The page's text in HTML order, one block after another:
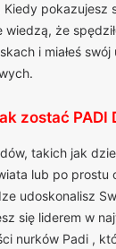
Kiedy pokazujesz
wiedzą, że
i miałeś swój
zostać PADI
takich jak
lub po prostu
udoskonalisz
się liderem w
nurków Padi ,